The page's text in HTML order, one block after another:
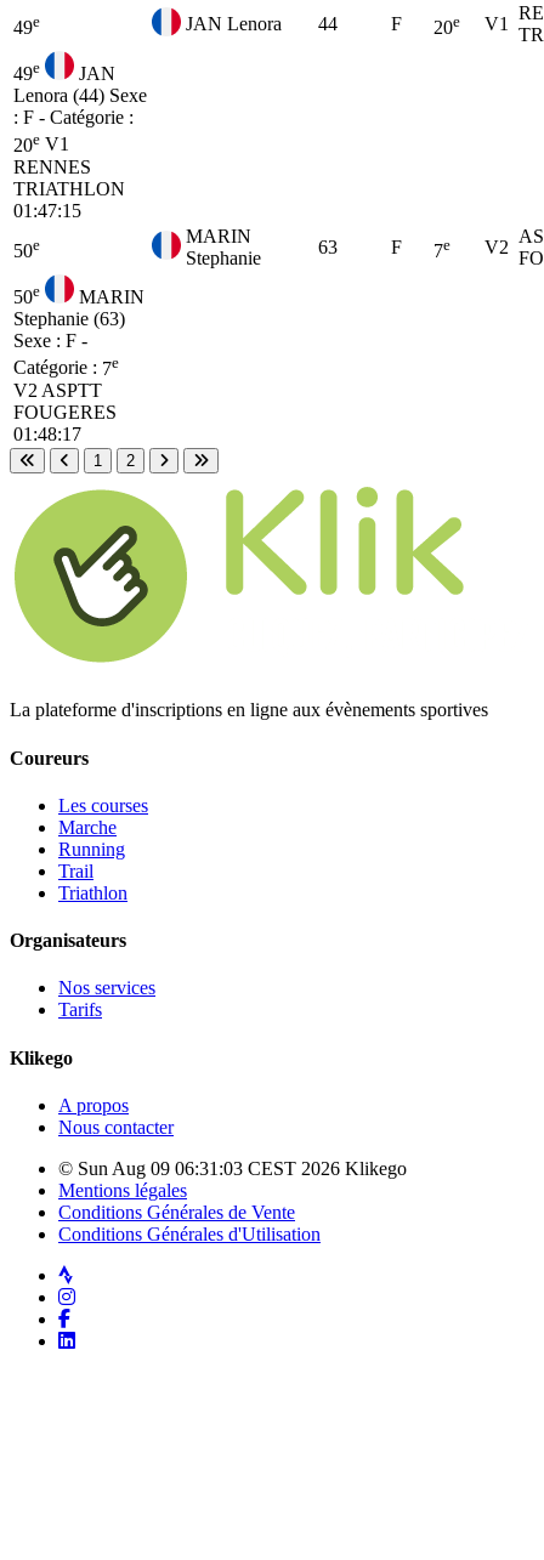
49e JAN Lenora 44 F 20e V1
49e
JAN
Lenora (44) Sexe
: F - Catégorie :
20e V1
RENNES
TRIATHLON
01:47:15
50e
MARIN
Stephanie
63 F 7e V2
50e
MARIN
Stephanie (63)
Sexe : F -
Catégorie : 7e
V2 ASPTT
FOUGERES
01:48:17
Première page
Page précédente
1
2
Page suivante
Dernière page
La plateforme d'inscriptions en ligne aux évènements sportives
Coureurs
Les courses
Marche
Running
Trail
Triathlon
Organisateurs
Nos services
Tarifs
Klikego
A propos
Nous contacter
© Sun Aug 09 06:31:03 CEST 2026 Klikego
Mentions légales
Conditions Générales de Vente
Conditions Générales d'Utilisation
Strava
Instagram
Facebook
LinkedIn